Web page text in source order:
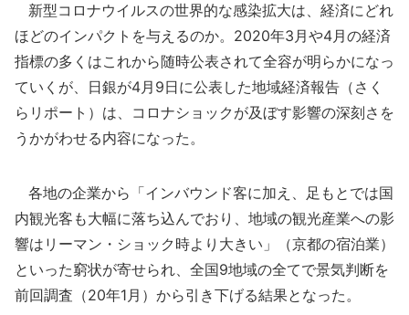
新型コロナウイルスの世界的な感染拡大は、経済にどれ
ほどのインパクトを与えるのか。2020年3月や4月の経済
指標の多くはこれから随時公表されて全容が明らかになっ
ていくが、日銀が4月9日に公表した地域経済報告（さく
らリポート）は、コロナショックが及ぼす影響の深刻さを
うかがわせる内容になった。
各地の企業から「インバウンド客に加え、足もとでは国
内観光客も大幅に落ち込んでおり、地域の観光産業への影
響はリーマン・ショック時より大きい」（京都の宿泊業）
といった窮状が寄せられ、全国9地域の全てで景気判断を
前回調査（20年1月）から引き下げる結果となった。